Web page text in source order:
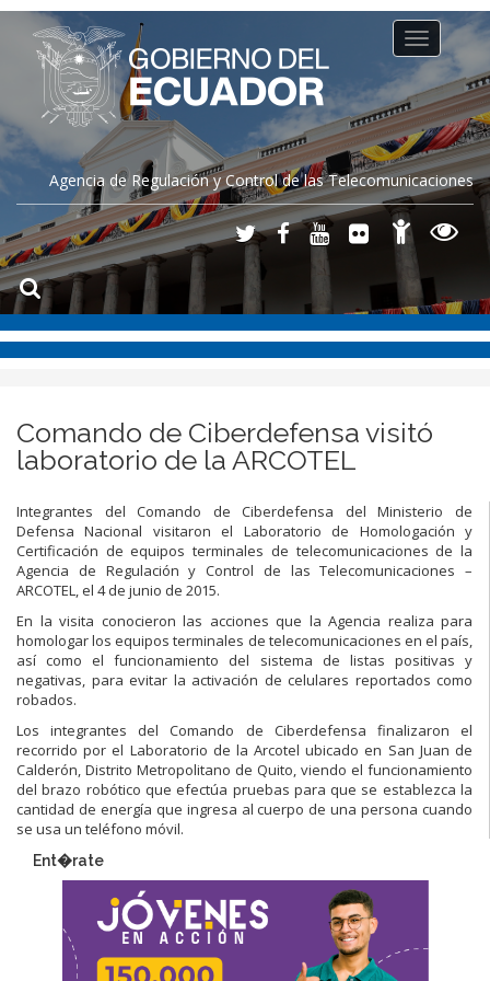
Agencia de Regulación y Control de las Telecomunicaciones
Toggle
navigation
Comando de Ciberdefensa visitó
laboratorio de la ARCOTEL
Integrantes del Comando de Ciberdefensa del Ministerio de
Defensa Nacional visitaron el Laboratorio de Homologación y
Certificación de equipos terminales de telecomunicaciones de la
Agencia de Regulación y Control de las Telecomunicaciones –
ARCOTEL, el 4 de junio de 2015.
En la visita conocieron las acciones que la Agencia realiza para
homologar los equipos terminales de telecomunicaciones en el país,
así como el funcionamiento del sistema de listas positivas y
negativas, para evitar la activación de celulares reportados como
robados.
Los integrantes del Comando de Ciberdefensa finalizaron el
recorrido por el Laboratorio de la Arcotel ubicado en San Juan de
Calderón, Distrito Metropolitano de Quito, viendo el funcionamiento
del brazo robótico que efectúa pruebas para que se establezca la
cantidad de energía que ingresa al cuerpo de una persona cuando
se usa un teléfono móvil.
Ent�rate